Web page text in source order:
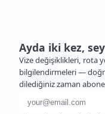
Ayda iki kez,
Vize değişiklikleri, rota
bilgilendirmeleri —
dilediğiniz zaman
E-posta adresi